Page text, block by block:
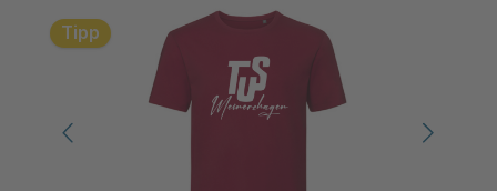
Bildergalerie überspringen
Tipp